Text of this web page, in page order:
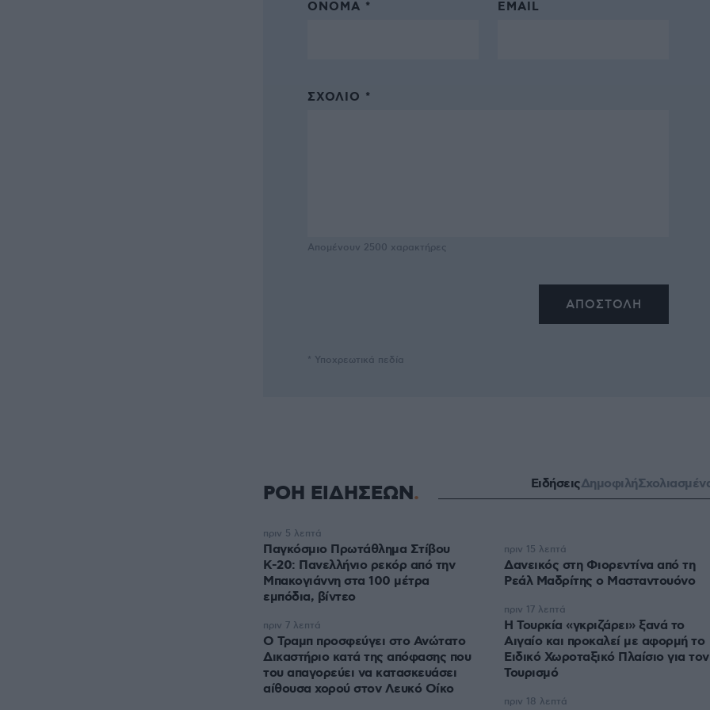
ΌΝΟΜΑ * EMAIL
ΣΧΌΛΙΟ *
Απομένουν 2500 χαρακτήρες
* Υποχρεωτικά πεδία
ΡΟΗ ΕΙΔΗΣΕΩΝ ΕιδήσειςΔημοφιλή
Παγκόσμιο Πρωτάθλημα Στίβου
Κ-20: Πανελλήνιο ρεκόρ από την
Μπακογιάννη στα 100 μέτρα
εμπόδια, βίντεο
πριν 5 λεπτά
Ο Τραμπ προσφεύγει στο Ανώτατο
Δικαστήριο κατά της απόφασης που
του απαγορεύει να κατασκευάσει
αίθουσα χορού στον Λευκό Οίκο
πριν 7 λεπτά
Δανεικός στη Φιορεντίνα από τη
Ρεάλ Μαδρίτης ο Μασταντουόνο
πριν 15 λεπτά
Η Τουρκία «γκριζάρει» ξανά το
Αιγαίο και προκαλεί με αφορμή το
Ειδικό Χωροταξικό Πλαίσιο για τον
Τουρισμό
πριν 17 λεπτά
πριν 18 λεπτά